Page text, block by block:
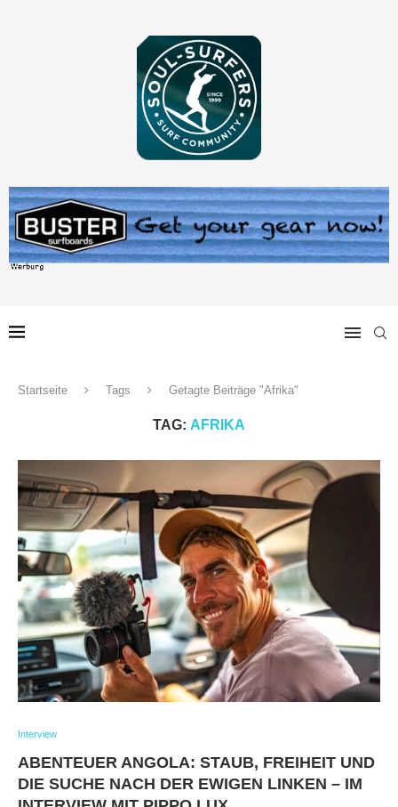
Startseite Tags Getagte Beiträge "Afrika"
TAG: AFRIKA
Interview
ABENTEUER ANGOLA: STAUB, FREIHEIT UND
DIE SUCHE NACH DER EWIGEN LINKEN – IM